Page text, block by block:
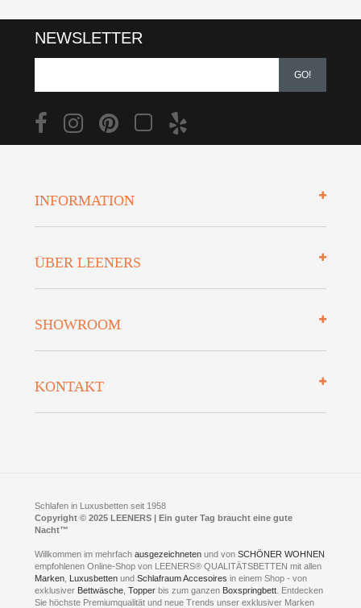
NEWSLETTER
GO!
INFORMATION
Finanzierung
Datenschutz
ÜBER LEENERS
Preisgarantie
Presse
Jobs
SHOWROOM
Fotoalbum
Kontakt
KONTAKT
Neuer Showroom für unsere Onlineartikel.
Kontakt via:WhatsApp
Kontakt via:eMail
Schlafen in Luxusbetten seit 1958
Copyright © 2025 LEENERS | Ein guter Tag braucht eine gute
Nacht™
Willkommen im mehrfachausgezeichnetenund vonSCHÖNER WOHNEN
empfohlenen Online-Shop von LEENERS® QUALITÄTSBETTEN mit allen
Marken Luxusbetten undSchlafraum Accesoires in einem Shop - von
exklusiver Bettwäsche ,Topper bis zum ganzen Boxspringbett . Entdecken
Sie höchste Premiumqualität und neue Trends unser exklusiver Marken